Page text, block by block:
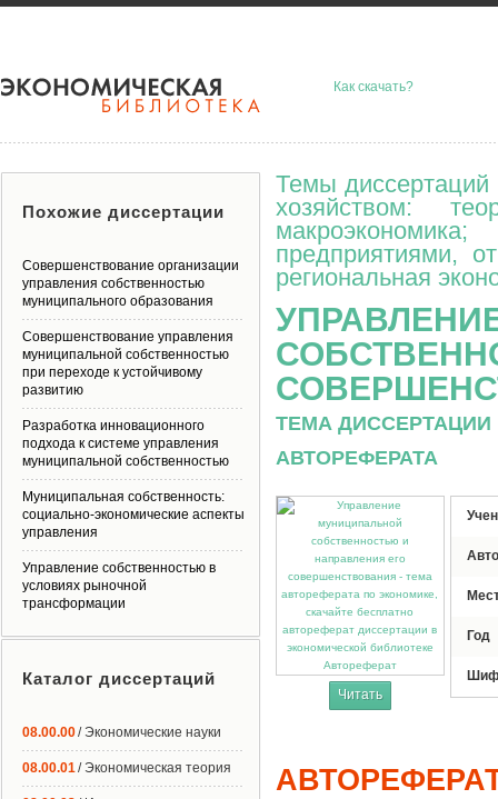
Как скачать?
Темы диссертаций
хозяйством:
предприятиями,
региональная
ТЕМА
АВТОРЕФЕРАТА
Автореферат
Читать
Год
Похожие диссертации
Совершенствование организации
управления собственностью
муниципального образования
Совершенствование управления
муниципальной собственностью
при переходе к устойчивому
развитию
Разработка инновационного
подхода к системе управления
муниципальной собственностью
Муниципальная собственность:
социально-экономические аспекты
управления
Управление собственностью в
условиях рыночной
трансформации
Каталог диссертаций
08.00.00/ Экономические науки
08.00.01/ Экономическая теория